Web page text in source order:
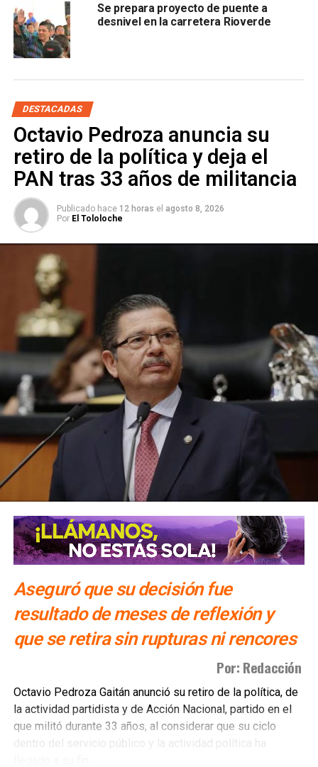
NO TE PIERDAS
Encontraron a un hombre ejecutado en
prolongación Moctezuma
Se prepara proyecto de puente a
desnivel en la carretera Rioverde
DESTACADAS
Octavio Pedroza anuncia su
retiro de la política y deja el
PAN tras 33 años de militancia
Publicado hace 12 horas el agosto 8, 2026
Por El Tololoche
Aseguró que su decisión fue
resultado de meses de reflexión y
que se retira sin rupturas ni rencores
Por: Redacción
Octavio Pedroza Gaitán anunció su retiro de la política, de
la actividad partidista y de Acción Nacional, partido en el
que militó durante 33 años, al considerar que su ciclo
dentro del servicio público y la actividad política ha